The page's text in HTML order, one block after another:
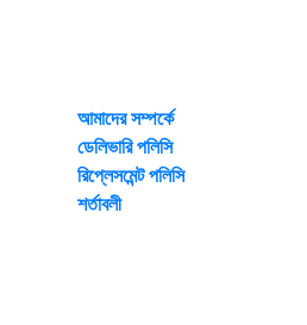
আমাদের সম্পর্কে
ডেলিভারি পলিসি
রিপ্লেসমেন্ট পলিসি
শর্তাবলী